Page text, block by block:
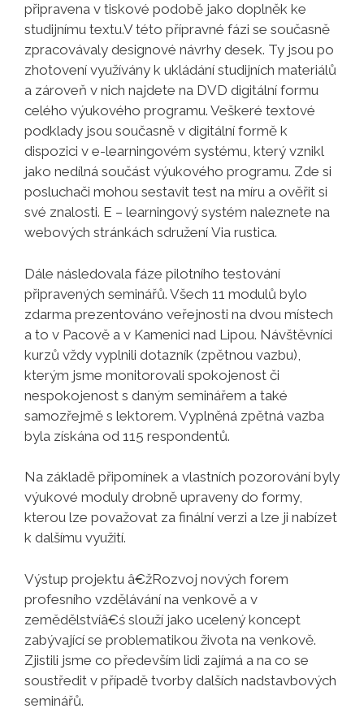
připravena v tiskové podobě jako doplněk ke
studijnímu textu.V této přípravné fázi se současně
zpracovávaly designové návrhy desek. Ty jsou po
zhotovení využívány k ukládání studijních materiálů
a zároveň v nich najdete na DVD digitální formu
celého výukového programu. Veškeré textové
podklady jsou současně v digitální formě k
dispozici v e-learningovém systému, který vznikl
jako nedílná součást výukového programu. Zde si
posluchači mohou sestavit test na míru a ověřit si
své znalosti. E – learningový systém naleznete na
webových stránkách sdružení Via rustica.
Dále následovala fáze pilotního testování
připravených seminářů. Všech 11 modulů bylo
zdarma prezentováno veřejnosti na dvou místech
a to v Pacově a v Kamenici nad Lipou. Návštěvníci
kurzů vždy vyplnili dotazník (zpětnou vazbu),
kterým jsme monitorovali spokojenost či
nespokojenost s daným seminářem a také
samozřejmě s lektorem. Vyplněná zpětná vazba
byla získána od 115 respondentů.
Na základě připomínek a vlastních pozorování byly
výukové moduly drobně upraveny do formy,
kterou lze považovat za finální verzi a lze ji nabízet
k dalšímu využití.
Výstup projektu â€žRozvoj nových forem
profesního vzdělávání na venkově a v
zemědělstvíâ€ś slouží jako ucelený koncept
zabývající se problematikou života na venkově.
Zjistili jsme co především lidi zajímá a na co se
soustředit v případě tvorby dalších nadstavbových
seminářů.